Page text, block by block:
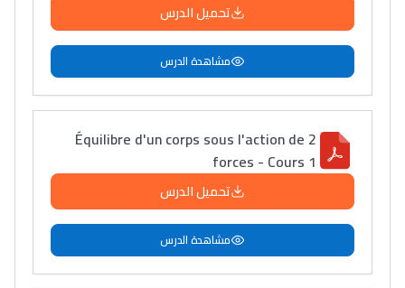
تحميل الدرس
مشاهدة الدرس
Équilibre d'un corps sous l'action de 2
forces - Cours 1
تحميل الدرس
مشاهدة الدرس